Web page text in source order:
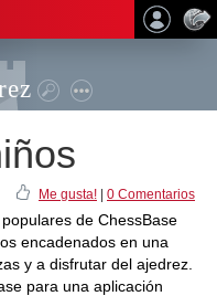
Me gusta! 0 Comentarios
de ChessBase
encadenados en una
y a disfrutar del ajedrez.
para una aplicación